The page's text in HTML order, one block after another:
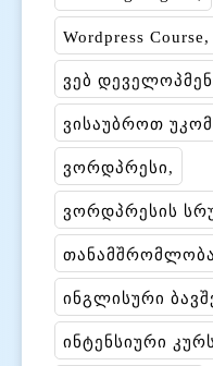
Wordpress Course
ვებ
ვისაუბროთ
ვორდპრესი
ვორდპრესის
თანამშრომლობა
ინგლისური
ინტენსიური